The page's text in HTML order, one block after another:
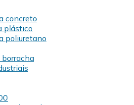
concreto
plástico
poliuretano